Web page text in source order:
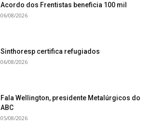
Acordo dos Frentistas beneficia 100 mil
06/08/2026
Sinthoresp certifica refugiados
06/08/2026
Fala Wellington, presidente Metalúrgicos do
ABC
05/08/2026